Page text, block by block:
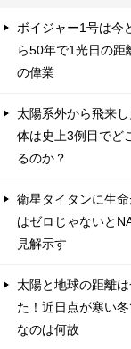
ボイジャー1号は今
ら50年で1光日の距
の偉業
太陽系外から飛来
体は史上3例目でど
るのか？
衛星タイタンに生
はゼロじゃないと
見解示す
太陽と地球の距離
た！近日点が寒い
なのは何故